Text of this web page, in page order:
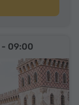
- 09:00